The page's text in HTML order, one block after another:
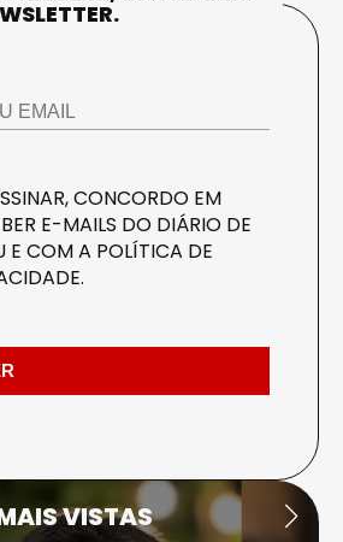
CONCORDO EM
E-MAILS DO DIÁRIO DE
E COM A POLÍTICA DE
.
VISTAS